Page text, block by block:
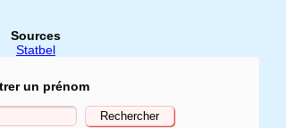
Sources
Statbel
un prénom